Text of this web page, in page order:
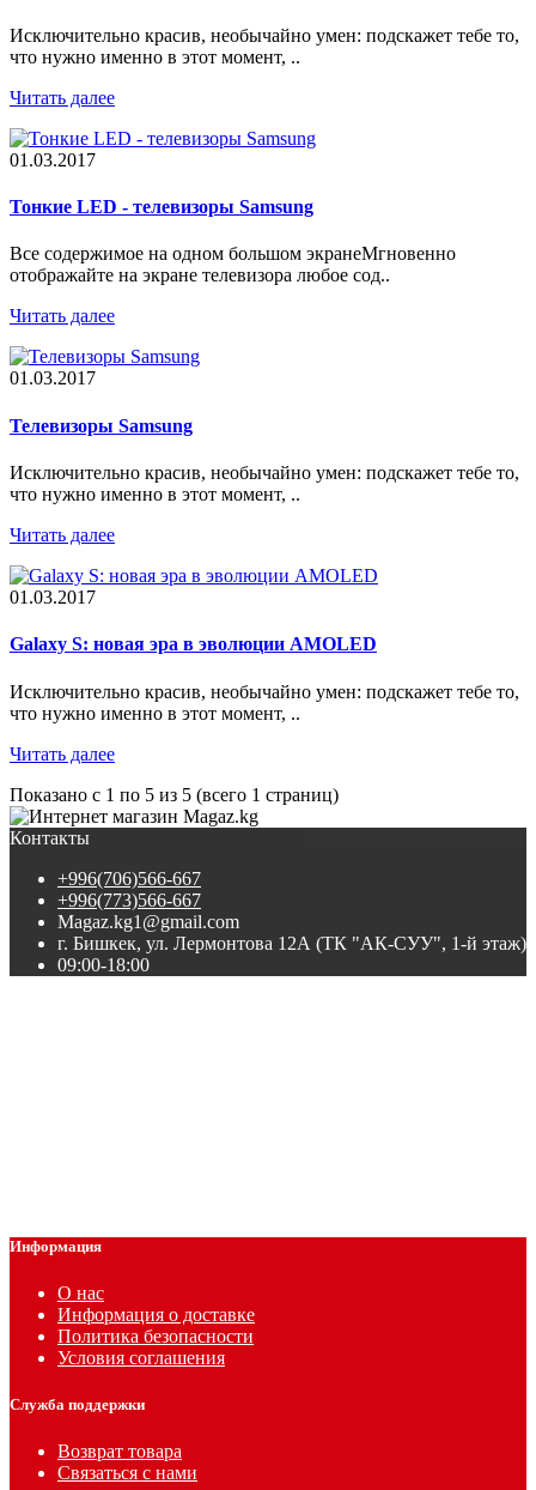
Исключительно красив, необычайно умен: подскажет тебе то,
что нужно именно в этот момент, ..
Читать далее
01.03.2017
Тонкие LED - телевизоры Samsung
Все содержимое на одном большом экранеМгновенно
отображайте на экране телевизора любое сод..
Читать далее
01.03.2017
Телевизоры Samsung
Исключительно красив, необычайно умен: подскажет тебе то,
что нужно именно в этот момент, ..
Читать далее
01.03.2017
Galaxy S: новая эра в эволюции AMOLED
Исключительно красив, необычайно умен: подскажет тебе то,
что нужно именно в этот момент, ..
Читать далее
Показано с 1 по 5 из 5 (всего 1 страниц)
Контакты
+996(706)566-667
+996(773)566-667
Magaz.kg1@gmail.com
г. Бишкек, ул. Лермонтова 12А (ТК "АК-СУУ", 1-й этаж)
09:00-18:00
Информация
О нас
Информация о доставке
Политика безопасности
Условия соглашения
Служба поддержки
Возврат товара
Связаться с нами